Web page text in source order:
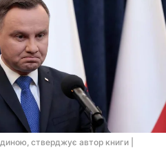
стверджує автор книги |